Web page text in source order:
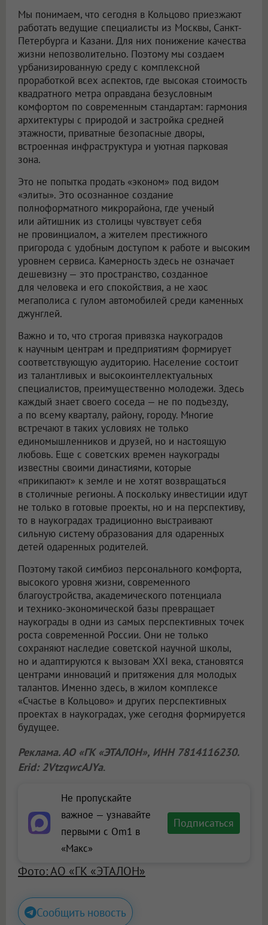
Мы понимаем, что сегодня в Кольцово приезжают
работать ведущие специалисты из Москвы, Санкт-
Петербурга и Казани. Для них понижение качества
жизни непозволительно. Поэтому мы создаем
урбанизированную среду с комплексной
проработкой всех аспектов, где высокая стоимость
квадратного метра оправдана безусловным
комфортом по современным стандартам: гармония
архитектуры с природой и застройка средней
этажности, приватные безопасные дворы,
встроенная инфраструктура и уютная парковая
зона.
Это не попытка продать «эконом» под видом
«элиты». Это осознанное создание
полноформатного микрорайона, где ученый
или айтишник из столицы чувствует себя
не провинциалом, а жителем престижного
пригорода с удобным доступом к работе и высоким
уровнем сервиса. Камерность здесь не означает
дешевизну — это пространство, созданное
для человека и его спокойствия, а не хаос
мегаполиса с гулом автомобилей среди каменных
джунглей.
Важно и то, что строгая привязка наукоградов
к научным центрам и предприятиям формирует
соответствующую аудиторию. Население состоит
из талантливых и высокоинтеллектуальных
специалистов, преимущественно молодежи. Здесь
каждый знает своего соседа — не по подъезду,
а по всему кварталу, району, городу. Многие
встречают в таких условиях не только
единомышленников и друзей, но и настоящую
любовь. Еще с советских времен наукограды
известны своими династиями, которые
«прикипают» к земле и не хотят возвращаться
в столичные регионы. А поскольку инвестиции идут
не только в готовые проекты, но и на перспективу,
то в наукоградах традиционно выстраивают
сильную систему образования для одаренных
детей одаренных родителей.
Поэтому такой симбиоз персонального комфорта,
высокого уровня жизни, современного
благоустройства, академического потенциала
и технико-экономической базы превращает
наукограды в одни из самых перспективных точек
роста современной России. Они не только
сохраняют наследие советской научной школы,
но и адаптируются к вызовам XXI века, становятся
центрами инноваций и притяжения для молодых
талантов. Именно здесь, в жилом комплексе
«Счастье в Кольцово» и других перспективных
проектах в наукоградах, уже сегодня формируется
будущее.
Реклама. АО «ГК «ЭТАЛОН», ИНН 7814116230.
Erid: 2VtzqwcAJYa.
Не пропускайте
важное — узнавайте
первыми с Om1 в
«Макс»
Подписаться
Фото: АО «ГК «ЭТАЛОН»
Сообщить новость